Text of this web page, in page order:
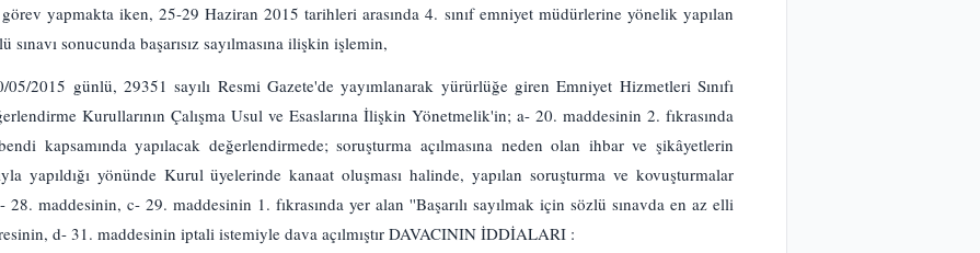
yapmakta iken, 25-29 Haziran 2015 tarihleri arasında 4. sınıf emniyet müdürlerine yönelik yapılan
sınavı sonucunda başarısız sayılmasına ilişkin işlemin,
2015 günlü, 29351 sayılı Resmi Gazete'de yayımlanarak yürürlüğe giren Emniyet Hizmetleri Sınıfı
Kurullarının Çalışma Usul ve Esaslarına İlişkin Yönetmelik'in; a- 20. maddesinin 2. fıkrasında
kapsamında yapılacak değerlendirmede; soruşturma açılmasına neden olan ihbar ve şikâyetlerin
yapıldığı yönünde Kurul üyelerinde kanaat oluşması halinde, yapılan soruşturma ve kovuşturmalar
maddesinin, c- 29. maddesinin 1. fıkrasında yer alan ''Başarılı sayılmak için sözlü sınavda en az elli
d- 31. maddesinin iptali istemiyle dava açılmıştır DAVACININ İDDİALARI :